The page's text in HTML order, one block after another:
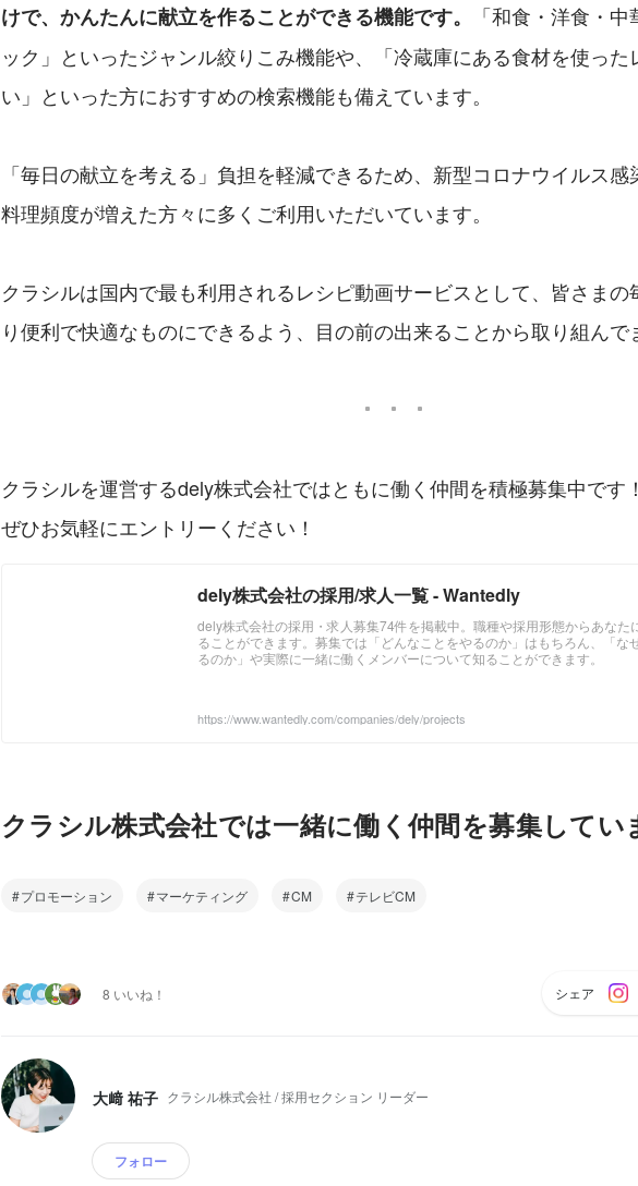
けで、かんたんに献立を作ることができる機能です。
「和食・洋食・
ック」といったジャンル絞りこみ機能や、「冷蔵庫にある食材を使った
い」といった方におすすめの検索機能も備えています。
「毎日の献立を考える」負担を軽減できるため、新型コロナウイルス
料理頻度が増えた方々に多くご利用いただいています。
クラシルは国内で最も利用されるレシピ動画サービスとして、皆さま
り便利で快適なものにできるよう、目の前の出来ることから取り組んで
クラシルを運営するdely株式会社ではともに働く仲間を積極募集中です
ぜひお気軽にエントリーください！
dely株式会社の採用/求人一覧 - Wantedly
dely株式会社の採用・求人募集74件を掲載中。職種や採用形態からあなた
ることができます。募集では「どんなことをやるのか」はもちろん、「な
るのか」や実際に一緒に働くメンバーについて知ることができます。
https://www.wantedly.com/companies/dely/projects
クラシル株式会社では一緒に働く仲間を募集してい
プロモーション マーケティング CM テレビCM
8 いいね！ シェア
大﨑 祐子 クラシル株式会社 / 採用セクション リーダー
フォロー